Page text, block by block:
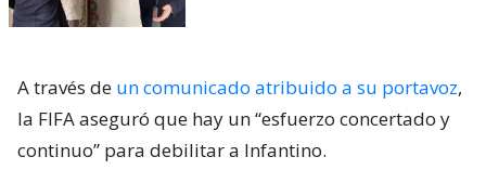
A través de un comunicado atribuido a su portavoz,
la FIFA aseguró que hay un “esfuerzo concertado y
continuo” para debilitar a Infantino.